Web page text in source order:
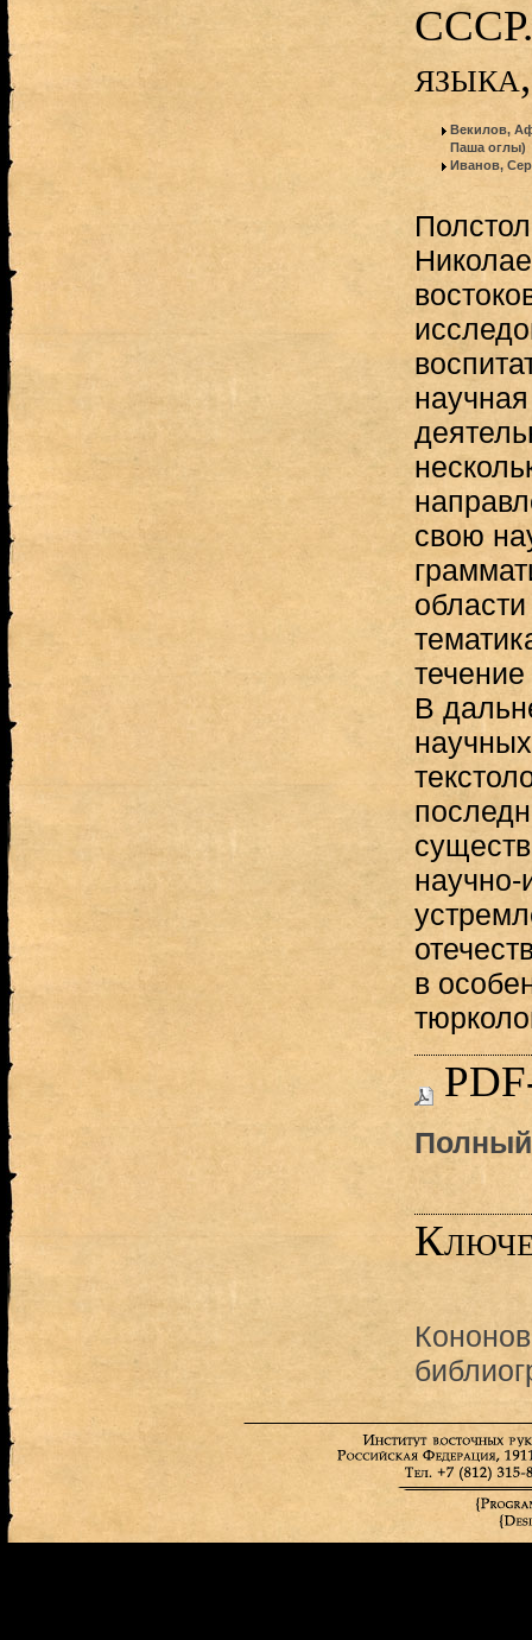
СССР.
Векилов,
Паша оглы)
Иванов,
свою
В
научно-
в
Полный